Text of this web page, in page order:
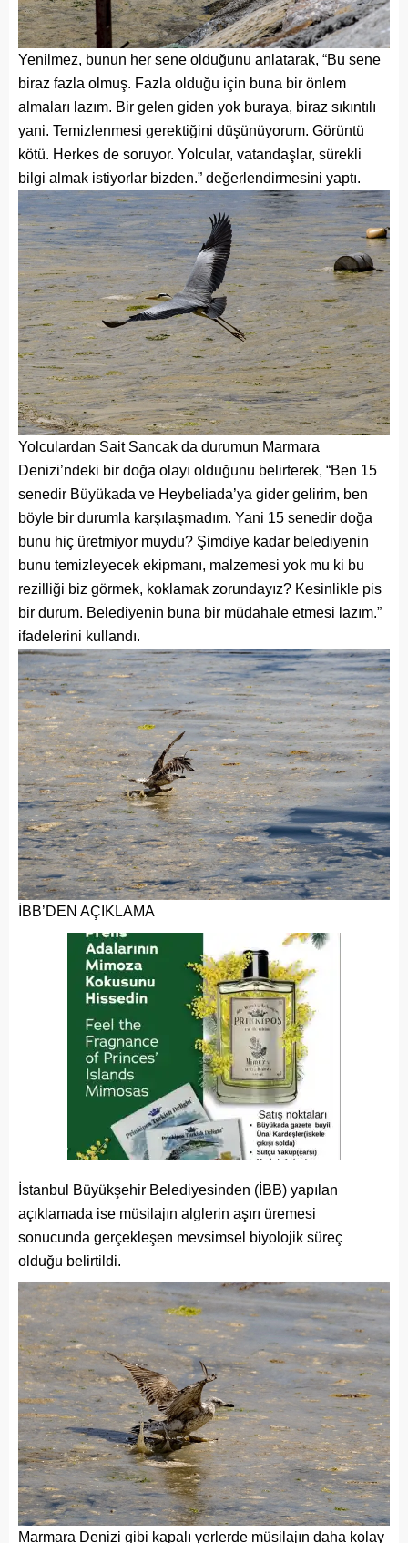
Yenilmez, bunun her sene olduğunu anlatarak, “Bu sene
biraz fazla olmuş. Fazla olduğu için buna bir önlem
almaları lazım. Bir gelen giden yok buraya, biraz sıkıntılı
yani. Temizlenmesi gerektiğini düşünüyorum. Görüntü
kötü. Herkes de soruyor. Yolcular, vatandaşlar, sürekli
bilgi almak istiyorlar bizden.” değerlendirmesini yaptı.
Yolculardan Sait Sancak da durumun Marmara
Denizi’ndeki bir doğa olayı olduğunu belirterek, “Ben 15
senedir Büyükada ve Heybeliada’ya gider gelirim, ben
böyle bir durumla karşılaşmadım. Yani 15 senedir doğa
bunu hiç üretmiyor muydu? Şimdiye kadar belediyenin
bunu temizleyecek ekipmanı, malzemesi yok mu ki bu
rezilliği biz görmek, koklamak zorundayız? Kesinlikle pis
bir durum. Belediyenin buna bir müdahale etmesi lazım.”
ifadelerini kullandı.
İBB’DEN AÇIKLAMA
İstanbul Büyükşehir Belediyesinden (İBB) yapılan
açıklamada ise müsilajın alglerin aşırı üremesi
sonucunda gerçekleşen mevsimsel biyolojik süreç
olduğu belirtildi.
Marmara Denizi gibi kapalı yerlerde müsilajın daha kolay